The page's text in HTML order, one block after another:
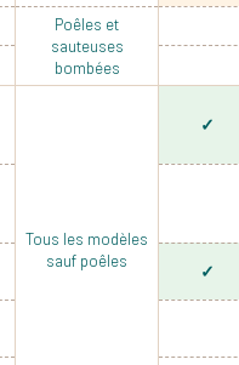
Poêles et
sauteuses
bombées
Tous les modèles
sauf poêles